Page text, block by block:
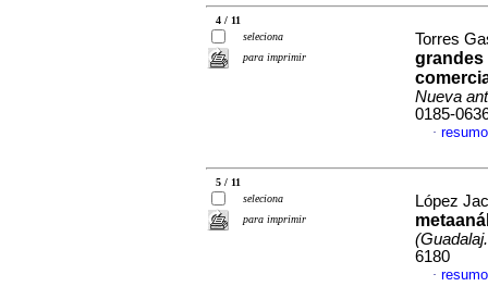
4 / 11
seleciona
para imprimir
Torres
grandes
Nueva
0185-
·
5 / 11
seleciona
para imprimir
López
6180
·